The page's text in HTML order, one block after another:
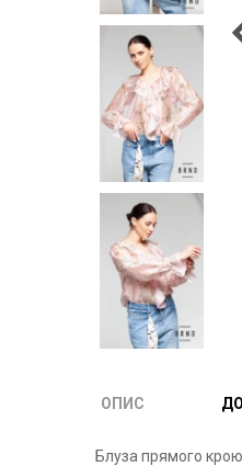
ОПИС
Блуза прямого